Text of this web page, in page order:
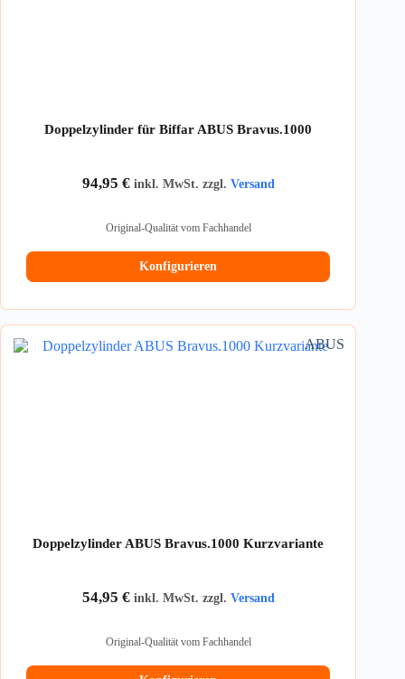
Doppelzylinder für Biffar ABUS Bravus.1000
94,95 € inkl. MwSt. zzgl. Versand
Original-Qualität vom Fachhandel
Konfigurieren
ABUS
Doppelzylinder ABUS Bravus.1000 Kurzvariante
54,95 € inkl. MwSt. zzgl. Versand
Original-Qualität vom Fachhandel